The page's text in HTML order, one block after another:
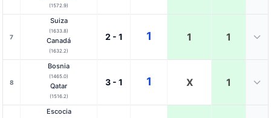
(1572.9)
7
Suiza
(1633.8)
Canadá
(1632.2)
2 - 1 1 1 1
8
Bosnia
(1465.0)
Qatar
(1516.2)
3 - 1 1 X 1
Escocia